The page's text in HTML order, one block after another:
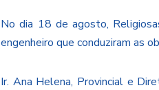
No dia 18 de agosto,
engenheiro que conduziram as
Ir. Ana Helena, Provincial e